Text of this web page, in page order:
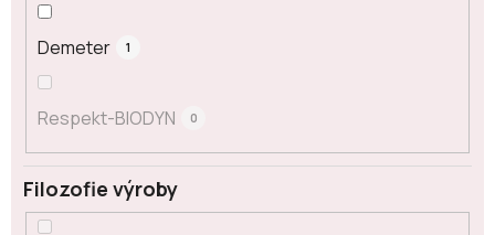
Demeter 1
Respekt-BIODYN 0
Filozofie výroby